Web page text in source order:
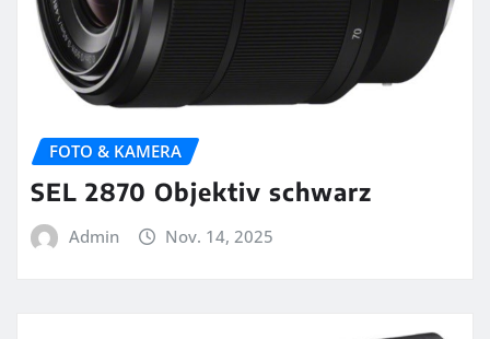
FOTO & KAMERA
SEL 2870 Objektiv schwarz
Admin Nov. 14, 2025